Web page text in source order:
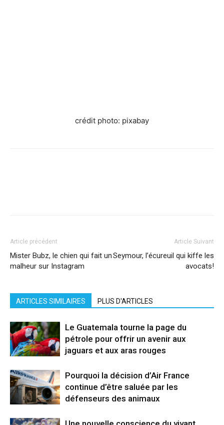
crédit photo: pixabay
Article précédent
Mister Bubz, le chien qui fait un
malheur sur Instagram
Article Suivant
Seymour, l’écureuil qui kiffe les
avocats!
ARTICLES SIMILAIRES PLUS D'ARTICLES
Le Guatemala tourne la page du
pétrole pour offrir un avenir aux
jaguars et aux aras rouges
Pourquoi la décision d’Air France
continue d’être saluée par les
défenseurs des animaux